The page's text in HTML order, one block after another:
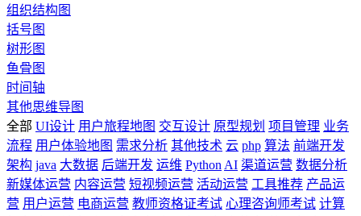
组织结构图
括号图
树形图
鱼骨图
时间轴
其他思维导图
全部 UI设计 用户旅程地图 交互设计 原型规划 项目管理 业务
流程 用户体验地图 需求分析 其他技术 云 php 算法 前端开发
架构 java 大数据 后端开发 运维 Python AI 渠道运营 数据分析
新媒体运营 内容运营 短视频运营 活动运营 工具推荐 产品运
营 用户运营 电商运营 教师资格证考试 心理咨询师考试 计算